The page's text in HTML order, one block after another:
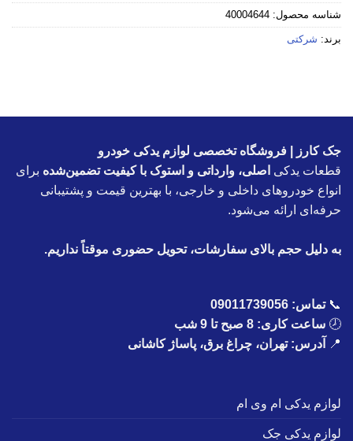
شناسه محصول: 40004644
برند: شرکتی
جک کارز | فروشگاه تخصصی لوازم یدکی خودرو
قطعات یدکی اصلی، وارداتی و استوک با کیفیت تضمین‌شده برای
انواع خودروهای داخلی و خارجی، با بهترین قیمت و پشتیبانی
حرفه‌ای ارائه می‌شود.
به دلیل حجم بالای سفارشات، تحویل حضوری موقتاً نداریم.
📞تماس: 09011739056
🕗 ساعت کاری: 8 صبح تا 9 شب
📍
آدرس: تهران، چراغ برق، پاساژ کاشانی
لوازم یدکی ام وی ام
لوازم یدکی جک